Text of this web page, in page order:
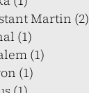
Martin (2)
(1)
(1)
(1)